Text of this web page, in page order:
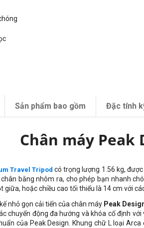
Sản phẩm bao gồm Đặc tính
Chân máy
Travel Tripod có trọng lượng 1.56 kg,
bằng nhôm ra, cho phép bạn nhanh
giữa, hoặcchiều cao tối thiểu là 14 cm với
nhỏ gọn cải tiến của chân máy Peak
chuyển động đa hướng và khóa cố định
của Peak Design. Khung chữ L loại